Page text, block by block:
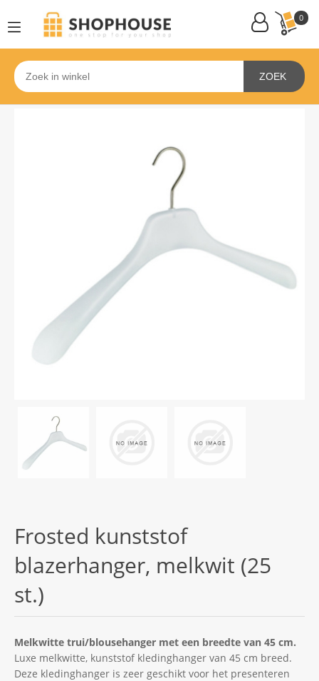
0
ZOEK
Frosted kunststof
blazerhanger, melkwit (25
st.)
Melkwitte trui/blousehanger met een breedte van 45 cm.
Luxe melkwitte, kunststof kledinghanger van 45 cm breed.
Deze kledinghanger is zeer geschikt voor het presenteren